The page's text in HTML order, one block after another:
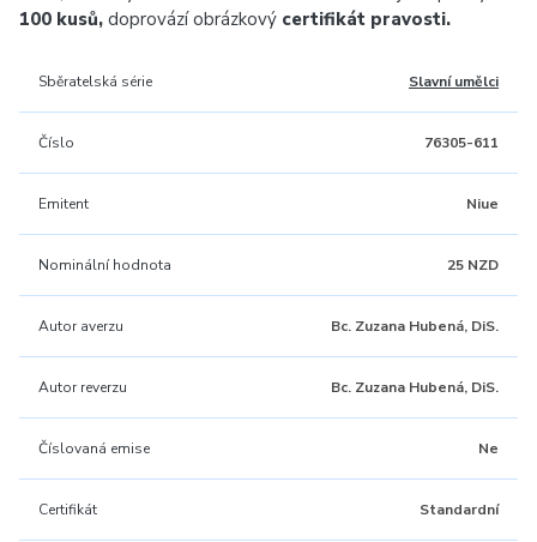
100 kusů, doprovází obrázkový certifikát pravosti.
Sběratelská série Slavní umělci
Číslo 76305-611
Emitent Niue
Nominální hodnota 25 NZD
Autor averzu Bc. Zuzana Hubená, DiS.
Autor reverzu Bc. Zuzana Hubená, DiS.
Číslovaná emise Ne
Certifikát Standardní